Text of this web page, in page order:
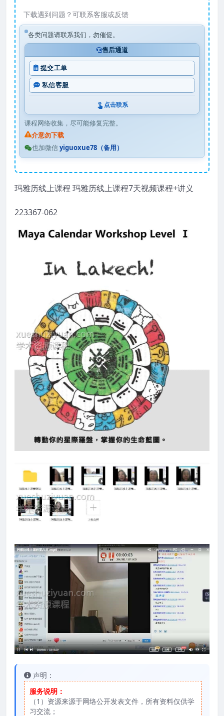
下载遇到问题？可联系客服或反馈
各类问题请联系我们，勿催促。
售后通道
提交工单
私信客服
点击联系
课程网络收集，尽可能修复完整。
介意勿下载
也加微信yiguoxue78（备用）
玛雅历线上课程 玛雅历线上课程7天视频课程+讲义
223367-062
声明：
服务说明：
（1）资源来源于网络公开发表文件，所有资料仅供学
习交流；